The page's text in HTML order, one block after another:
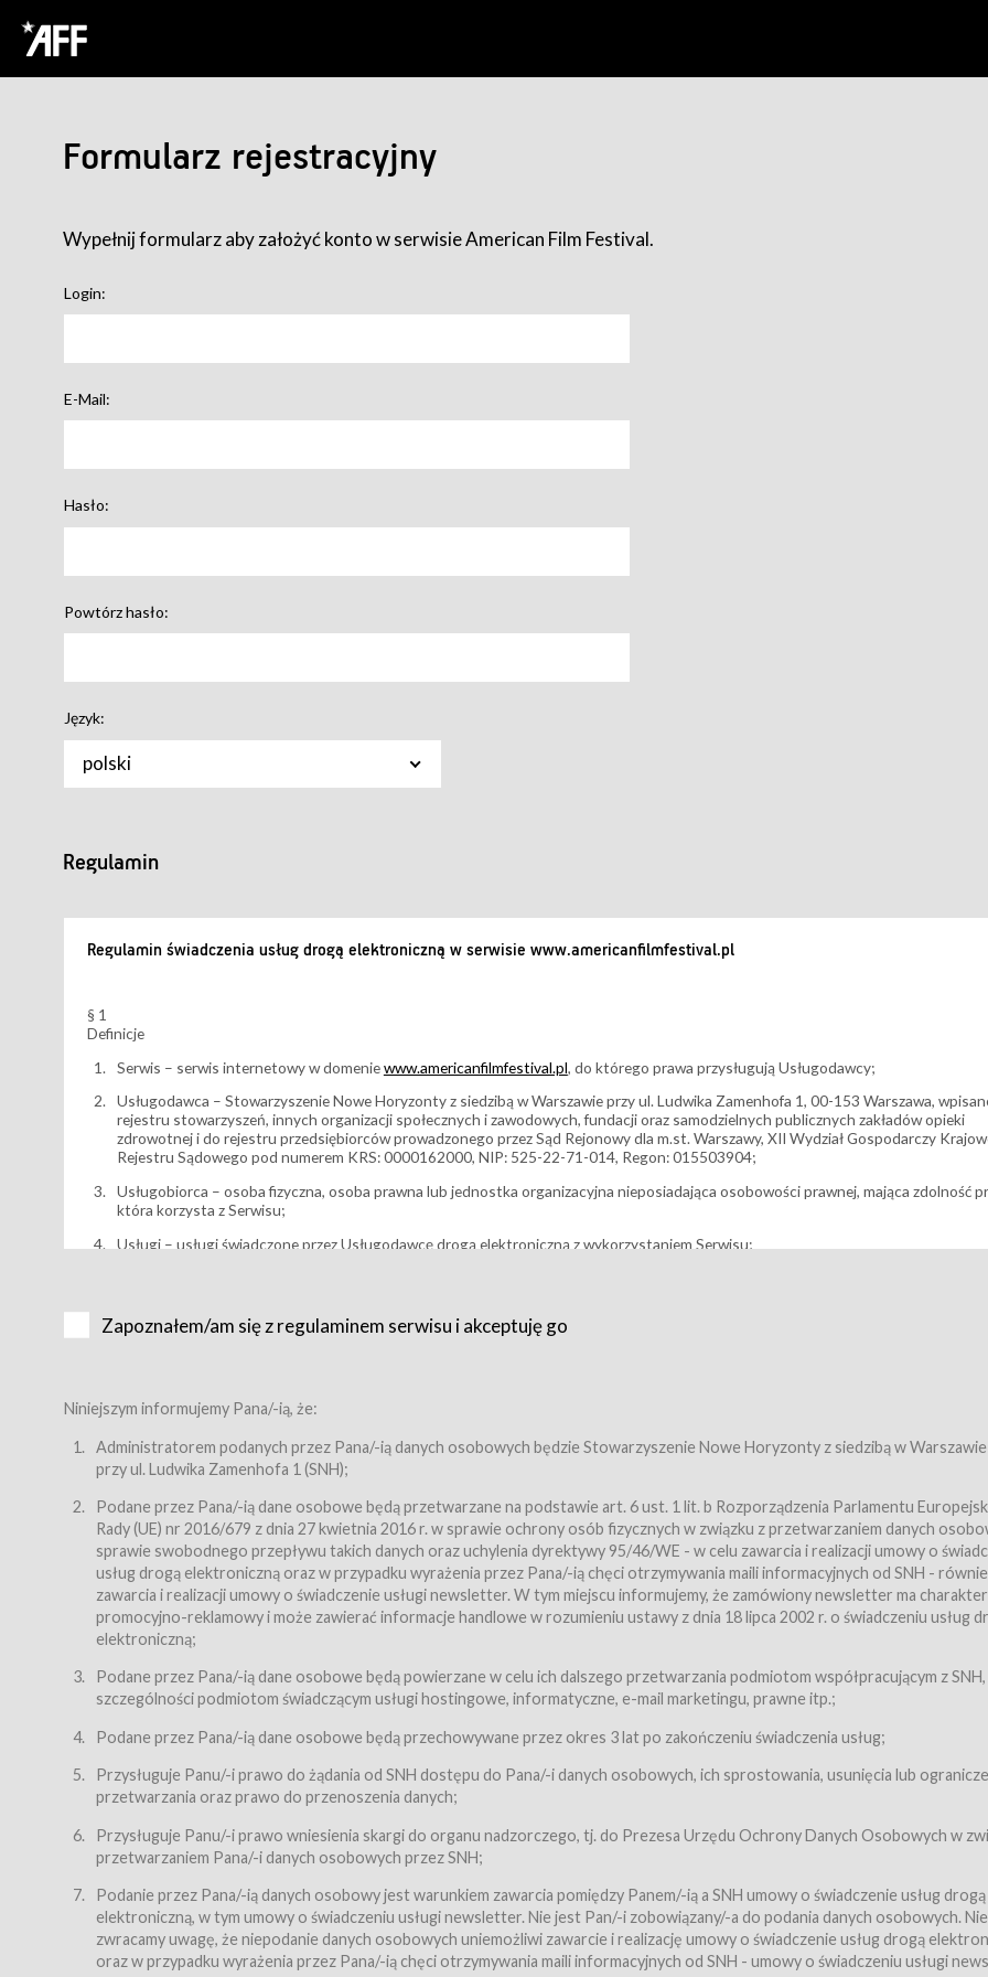
Formularz rejestracyjny
Wypełnij formularz aby założyć konto w serwisie American Film Festival.
Login:
E-Mail:
Hasło:
Powtórz hasło:
Język:
polski
Regulamin
Regulamin świadczenia usług drogą elektroniczną w serwisie www.americanfilmfestival.pl
§ 1
Definicje
Serwis – serwis internetowy w domeniewww.americanfilmfestival.pl, do którego prawa przysługują Usługodawcy;
Usługodawca – Stowarzyszenie Nowe Horyzonty z siedzibą w Warszawie przy ul. Ludwika Zamenhofa 1, 00-153 Warszawa,
rejestru stowarzyszeń, innych organizacji społecznych i zawodowych, fundacji oraz samodzielnych publicznych zakładów opieki
zdrowotnej i do rejestru przedsiębiorców prowadzonego przez Sąd Rejonowy dla m.st. Warszawy, XII Wydział Gospodarczy
Rejestru Sądowego pod numerem KRS: 0000162000, NIP: 525-22-71-014, Regon: 015503904;
Usługobiorca – osoba fizyczna, osoba prawna lub jednostka organizacyjna nieposiadająca osobowości prawnej, mająca zdolność
która korzysta z Serwisu;
Usługi – usługi świadczone przez Usługodawcę drogą elektroniczną z wykorzystaniem Serwisu;
Karnety – wybrane dokumenty potwierdzające zawarcie umowy z Usługodawcą i uprawniające do wzięcia udziału w Wydarzeniu,
Bilety – wybrane dokumenty potwierdzające zawarcie umowy z Usługodawcą i uprawniające do wzięcia udziału w Wydarzeniu,
przewidziane przez Usługodawcę dla danego Wydarzenia, tj. uprawniające do uczestnictwa w wielu albo w pojedynczych seansach
filmowych, wydarzeniach specjalnych i koncertach;
Sklep – sklep internetowy prowadzony przez Usługodawcę w Serwisie;
Regulamin – niniejszy regulamin.
§ 2
Postanowienia ogólne
Regulamin określa zasady:
świadczenia Usługobiorcom Usług przez Usługodawcę, z zastrzeżeniem usług, o których mowa w ust. 2 pkt. 4 i 5 poniżej,
zasady świadczenia precyzują odrębne regulaminy,
przetwarzania przez Usługodawcę danych osobowych Usługobiorców będących osobami fizycznymi.
Usługodawca świadczy w szczególności następujące Usługi:Usługodawca świadczy Usługi drogą elektroniczną w rozumieniu
dnia 18 lipca 2002 r. o świadczeniu usług drogą elektroniczną (Dz.U. z 2002 r., Nr 144, poz. 1204, z późń. zm.). Usługi świadczone są
nieodpłatnie.
usługę przeglądania i odczytywania przez Usługobiorców materiałów zamieszczanych w Serwisie,
usługę newsletter,
usługę zawierania na odległość umów nabycia Karnetów i Biletów,
usługę zawierania na odległość umów sprzedaży w Sklepie.
Usługodawca świadczy Usługi drogą elektroniczną w rozumieniu ustawy z dnia 18 lipca 2002 r. o świadczeniu usług drogą
(Dz.U. z 2002 r., Nr 144, poz. 1204, z późń. zm.). Usługi świadczone są nieodpłatnie.
Zapoznałem/am się z regulaminem serwisu i akceptuję go
Niniejszym informujemy Pana/-ią, że:
Administratorem podanych przez Pana/-ią danych osobowych będzie Stowarzyszenie Nowe Horyzonty z siedzibą w
przy ul. Ludwika Zamenhofa 1 (SNH);
Podane przez Pana/-ią dane osobowe będą przetwarzane na podstawie art. 6 ust. 1 lit. b Rozporządzenia Parlamentu
Rady (UE) nr 2016/679 z dnia 27 kwietnia 2016 r. w sprawie ochrony osób fizycznych w związku z przetwarzaniem danych
sprawie swobodnego przepływu takich danych oraz uchylenia dyrektywy 95/46/WE - w celu zawarcia i realizacji umowy o
usług drogą elektroniczną oraz w przypadku wyrażenia przez Pana/-ią chęci otrzymywania maili informacyjnych od SNH -
zawarcia i realizacji umowy o świadczenie usługi newsletter. W tym miejscu informujemy, że zamówiony newsletter ma charakter
promocyjno-reklamowy i może zawierać informacje handlowe w rozumieniu ustawy z dnia 18 lipca 2002 r. o świadczeniu usług
elektroniczną;
Podane przez Pana/-ią dane osobowe będą powierzane w celu ich dalszego przetwarzania podmiotom współpracującym z
szczególności podmiotom świadczącym usługi hostingowe, informatyczne, e-mail marketingu, prawne itp.;
Podane przez Pana/-ią dane osobowe będą przechowywane przez okres 3 lat po zakończeniu świadczenia usług;
Przysługuje Panu/-i prawo do żądania od SNH dostępu do Pana/-i danych osobowych, ich sprostowania, usunięcia lub
przetwarzania oraz prawo do przenoszenia danych;
Przysługuje Panu/-i prawo wniesienia skargi do organu nadzorczego, tj. do Prezesa Urzędu Ochrony Danych Osobowych w
przetwarzaniem Pana/-i danych osobowych przez SNH;
Podanie przez Pana/-ią danych osobowy jest warunkiem zawarcia pomiędzy Panem/-ią a SNH umowy o świadczenie usług drogą
elektroniczną, w tym umowy o świadczeniu usługi newsletter. Nie jest Pan/-i zobowiązany/-a do podania danych osobowych.
zwracamy uwagę, że niepodanie danych osobowych uniemożliwi zawarcie i realizację umowy o świadczenie usług drogą
oraz w przypadku wyrażenia przez Pana/-ią chęci otrzymywania maili informacyjnych od SNH - umowy o świadczeniu usługi